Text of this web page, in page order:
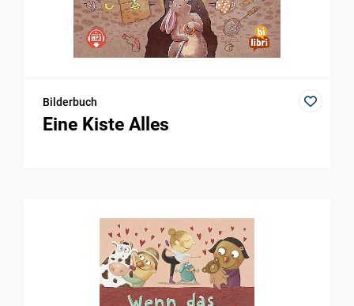
Bilderbuch
Eine Kiste Alles